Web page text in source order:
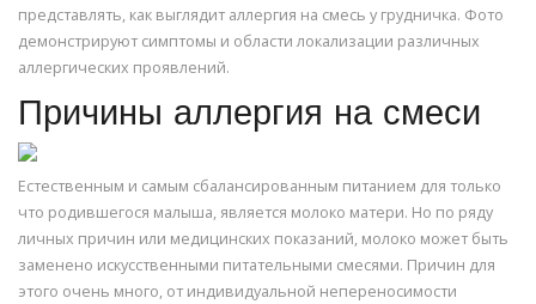
представлять, как выглядит аллергия на смесь у грудничка. Фото
демонстрируют симптомы и области локализации различных
аллергических проявлений.
Причины аллергия на смеси
Естественным и самым сбалансированным питанием для только
что родившегося малыша, является молоко матери. Но по ряду
личных причин или медицинских показаний, молоко может быть
заменено искусственными питательными смесями. Причин для
этого очень много, от индивидуальной непереносимости